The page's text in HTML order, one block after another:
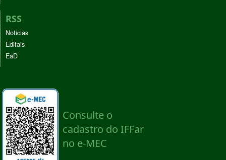
RSS
Noticias
Editais
EaD